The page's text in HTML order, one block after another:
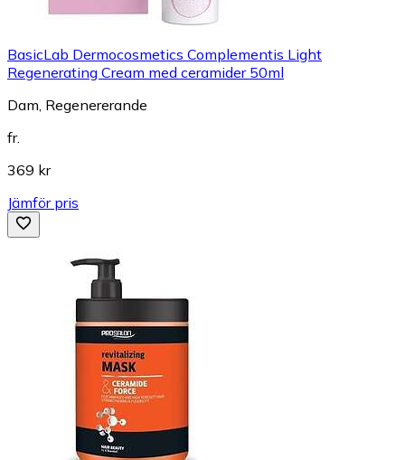
BasicLab Dermocosmetics Complementis Light
Regenerating Cream med ceramider 50ml
Dam, Regenererande
fr.
369 kr
Jämför pris